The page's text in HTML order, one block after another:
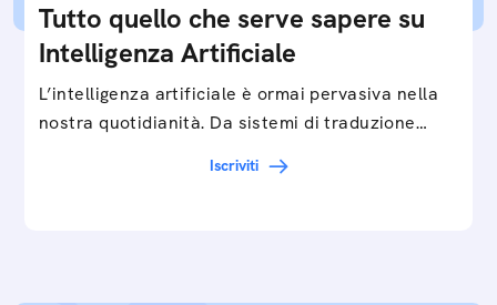
Tutto quello che serve sapere su
Intelligenza Artificiale
L’intelligenza artificiale è ormai pervasiva nella
nostra quotidianità. Da sistemi di traduzione
Iscriviti